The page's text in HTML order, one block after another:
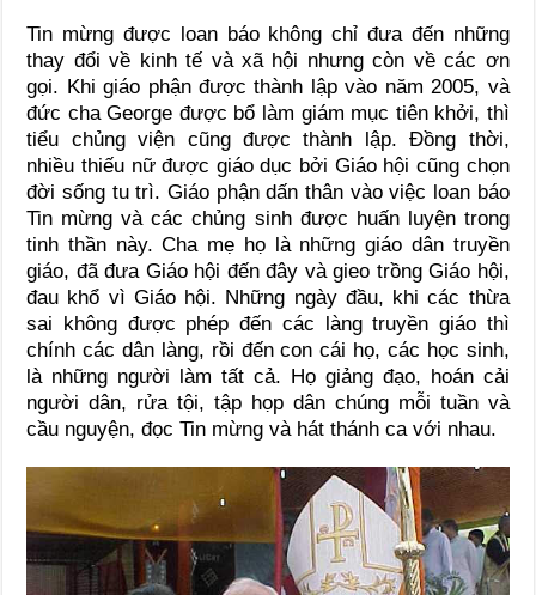
Tin mừng được loan báo không chỉ đưa đến những
thay đổi về kinh tế và xã hội nhưng còn về các ơn
gọi. Khi giáo phận được thành lập vào năm 2005, và
đức cha George được bổ làm giám mục tiên khởi, thì
tiểu chủng viện cũng được thành lập. Đồng thời,
nhiều thiếu nữ được giáo dục bởi Giáo hội cũng chọn
đời sống tu trì. Giáo phận dấn thân vào việc loan báo
Tin mừng và các chủng sinh được huấn luyện trong
tinh thần này. Cha mẹ họ là những giáo dân truyền
giáo, đã đưa Giáo hội đến đây và gieo trồng Giáo hội,
đau khổ vì Giáo hội. Những ngày đầu, khi các thừa
sai không được phép đến các làng truyền giáo thì
chính các dân làng, rồi đến con cái họ, các học sinh,
là những người làm tất cả. Họ giảng đạo, hoán cải
người dân, rửa tội, tập họp dân chúng mỗi tuần và
cầu nguyện, đọc Tin mừng và hát thánh ca với nhau.